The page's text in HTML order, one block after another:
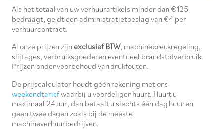
Als het totaal van uw verhuurartikels minder dan €125
bedraagt, geldt een administratietoeslag van €4 per
verhuurcontract.
Al onze prijzen zijn exclusief BTW, machinebreukregeling,
slijtages, verbruiksgoederen eventueel brandstofverbruik.
Prijzen onder voorbehoud van drukfouten.
De prijscalculator houdt géén rekening met ons
weekendtariefwaarbij u voordeliger huurt. Huurt u
maximaal 24 uur, dan betaalt u slechts één dag huur en
geen twee dagen zoals bij de meeste
machineverhuurbedrijven.